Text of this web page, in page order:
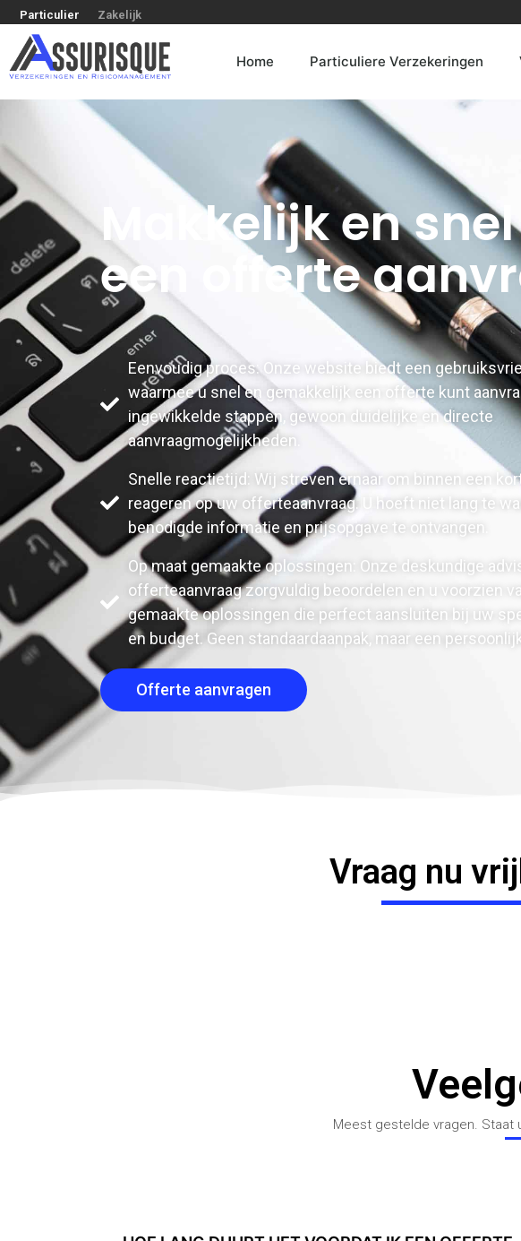
Particulier Zakelijk
Home Particuliere Verzekeringen
Makkelijk en snel
een offerte
Eenvoudig proces: Onze website biedt een
waarmee u snel en gemakkelijk een offerte kunt
ingewikkelde stappen, gewoon duidelijke en directe
aanvraagmogelijkheden.
Snelle reactietijd: Wij streven ernaar om binnen een
reageren op uw offerteaanvraag. U hoeft niet lang te
benodigde informatie en prijsopgave te ontvangen.
Op maat gemaakte oplossingen: Onze deskundige
offerteaanvraag zorgvuldig beoordelen en u voorzien
gemaakte oplossingen die perfect aansluiten bij uw
en budget. Geen standaardaanpak, maar een
Offerte aanvragen
Vraag nu
Meest gestelde vragen. Staat